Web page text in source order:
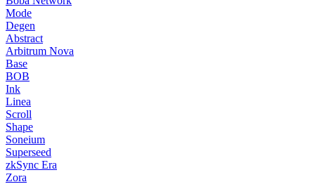
Mode
Degen
Abstract
Arbitrum Nova
Base
BOB
Ink
Linea
Scroll
Shape
Soneium
Superseed
zkSync Era
Zora